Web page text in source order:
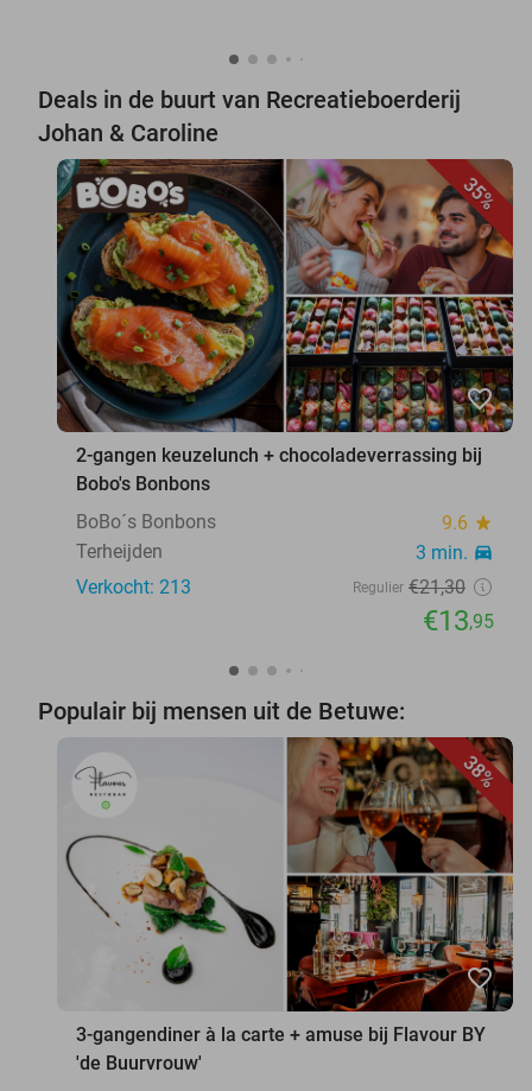
Deals in de buurt van Recreatieboerderij
Johan & Caroline
35%
favorite_border
2-gangen keuzelunch + chocoladeverrassing bij
Bobo's Bonbons
BoBo´s Bonbons
9.6 star
Terheijden 3 min. directions_car
Verkocht: 213 Regulier €21,30
€13,95
Populair bij mensen uit de Betuwe:
38%
favorite_border
3-gangendiner à la carte + amuse bij Flavour BY
'de Buurvrouw'